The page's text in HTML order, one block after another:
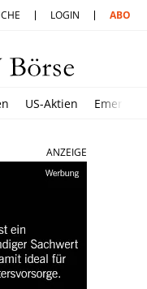
LOGIN ABO
US-Aktien
ANZEIGE